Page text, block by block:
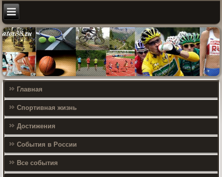
Главная
Спортивная жизнь
Достижения
События в России
Все события